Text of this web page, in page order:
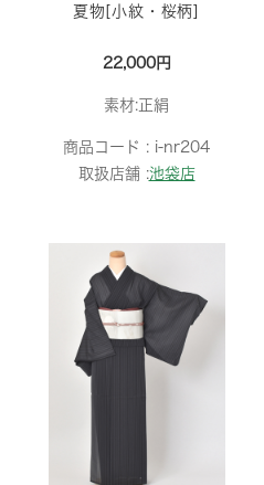
夏物[小紋・桜柄]
22,000円
素材:正絹
商品コード : i-nr204
取扱店舗 :池袋店